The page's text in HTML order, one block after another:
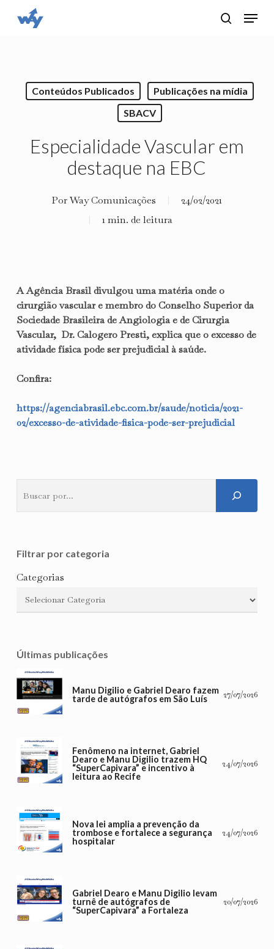
search
Menu
Conteúdos Publicados
Publicações na mídia
SBACV
Especialidade Vascular em
destaque na EBC
Por Way Comunicações
24/02/2021
1 min. de leitura
A Agência Brasil divulgou uma matéria onde o
cirurgião vascular e membro do Conselho Superior da
Sociedade Brasileira de Angiologia e de Cirurgia
Vascular, Dr. Calogero Presti, explica que o excesso de
atividade física pode ser prejudicial à saúde.
Confira:
https://agenciabrasil.ebc.com.br/saude/noticia/2021-
02/excesso-de-atividade-fisica-pode-ser-prejudicial
Filtrar por categoria
Categorias
Últimas publicações
Manu Digilio e Gabriel Dearo fazem
tarde de autógrafos em São Luís
27/07/2026
Fenômeno na internet, Gabriel
Dearo e Manu Digilio trazem HQ
“SuperCapivara” e incentivo à
leitura ao Recife
24/07/2026
Nova lei amplia a prevenção da
trombose e fortalece a segurança
hospitalar
24/07/2026
Gabriel Dearo e Manu Digilio levam
turnê de autógrafos de
“SuperCapivara” a Fortaleza
20/07/2026